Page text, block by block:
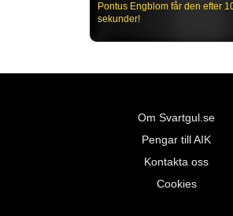
Pontus Engblom får den efter
sekunder!
Om Svartgul.se
Pengar till AIK
Kontakta oss
Cookies